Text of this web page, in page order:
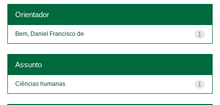
Orientador
1
Bem, Daniel Francisco de
Assunto
1
Ciências humanas